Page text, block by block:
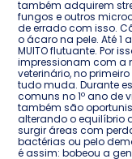
também adquirem
fungos e outros
de errado com isso.
o ácaro na pele. Até 1
MUITO flutuante. Por
impressionam com a
veterinário, no
tudo muda. Durante
comuns no 1º ano de
também são
alterando o equilíbrio
surgir áreas com
bactérias ou pelo
é assim: bobeou a